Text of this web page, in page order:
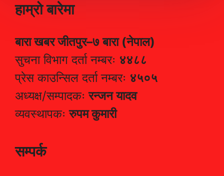
हाम्रो बारेमा
बारा खबर जीतपुर–७ बारा (नेपाल)
सुचना विभाग दर्ता नम्बरः ४४८८
प्रेस काउन्सिल दर्ता नम्बरः ४५०५
अध्यक्ष/सम्पादकःरन्जन यादव
व्यवस्थापकःरुपम कुमारी
सम्पर्क